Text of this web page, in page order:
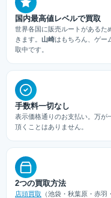
国内最高値レベルで買取
世界各国に販売ルートがあるた
きます。 山崎はもちろん、ゲー
取中です。
手数料一切なし
表示価格通りのお支払い。万が
頂くことはありません。
2つの買取方法
店頭買取 （池袋・秋葉原・赤羽